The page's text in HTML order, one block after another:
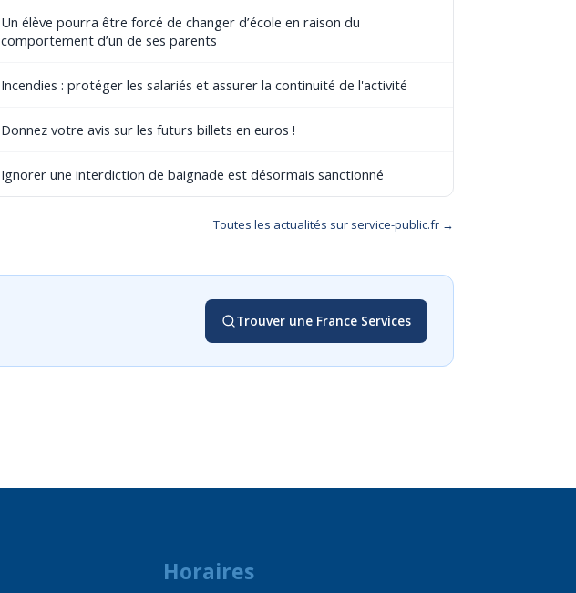
Un élève pourra être forcé de changer d’école en raison du
comportement d’un de ses parents
Incendies : protéger les salariés et assurer la continuité de l'activité
Donnez votre avis sur les futurs billets en euros !
Ignorer une interdiction de baignade est désormais sanctionné
Toutes les actualités sur service-public.fr →
Trouver une France Services
Horaires